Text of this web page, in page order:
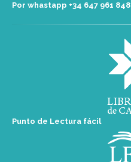
Por whastapp +34 ‭647 961 848‬
Punto de Lectura fácil